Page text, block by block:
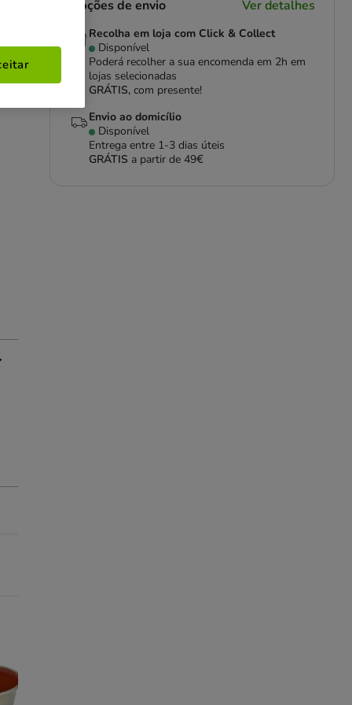
Opções de envio Ver detalhes
Recolha em loja com Click & Collect
Disponível
Poderá recolher a sua encomenda em 2h em
lojas selecionadas
GRÁTIS,com presente!
Envio ao domicílio
Disponível
Entrega entre 1-3 dias úteis
GRÁTIS a partir de 49€